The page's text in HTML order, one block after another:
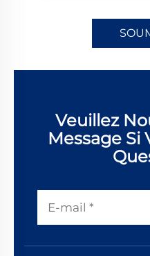
Veuillez
Message Si